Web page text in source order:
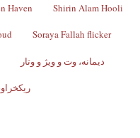
Haven Shirin Alam Hooli
Soraya Fallah flicker
دیمانە، وت و ویژ و وتار